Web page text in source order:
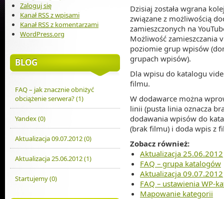
Dzisiaj została wgrana
związane z możliwością
zamieszczonych na
Możliwość zamieszczania
poziomie grup wpisów
grupach wpisów).
Dla wpisu do katalogu
filmu.
W dodawarce można
linii (pusta linia oznacza
dodawania wpisów do
(brak filmu) i doda wpis z
Zobacz również:
Aktualizacja 25.06.2012
FAQ – grupa katalogów
Aktualizacja 09.07.2012
FAQ – ustawienia WP-
Mapowanie kategorii
Zaloguj się
KanałRSSz wpisami
KanałRSSz komentarzami
WordPress.org
BLOG
FAQ – jak znacznie obniżyć
obciążenie serwera? (1)
Yandex (0)
Aktualizacja 09.07.2012 (0)
Aktualizacja 25.06.2012 (1)
Startujemy (0)